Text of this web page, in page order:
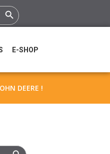
Search Button
E-SHOP
DEERE !
Search Button